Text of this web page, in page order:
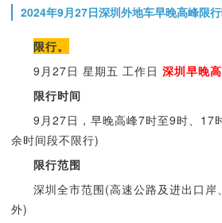
2024年9月27日深圳外地车早晚高峰限
限行。
9月27日 星期五 工作日 深圳早晚高
限行时间
9月27日，早晚高峰7时至9时、17
余时间段不限行)
限行范围
深圳全市范围(高速公路及进出口岸
外)